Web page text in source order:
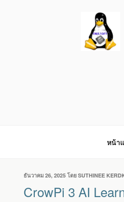
หน้า
เขียน
ที่
ธันวาคม 26, 2025 โดย SUTHINEE
CrowPi 3 AI